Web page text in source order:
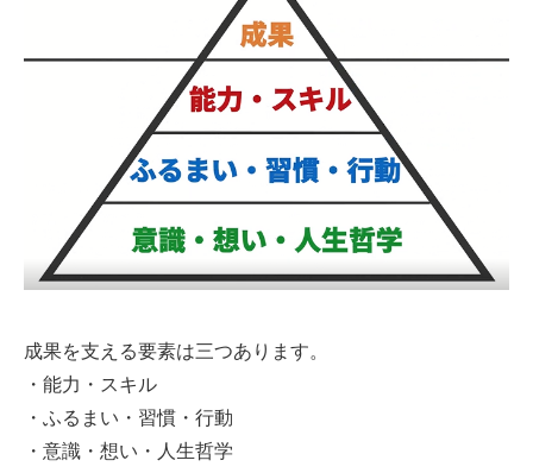
成果を支える要素は三つあります。
・能力・スキル
・ふるまい・習慣・行動
・意識・想い・人生哲学